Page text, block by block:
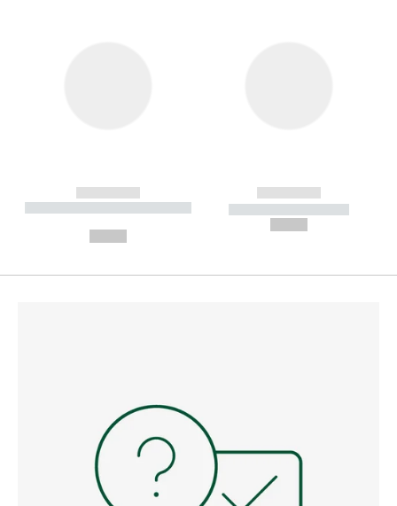
------------
----------- ----------- --------
------------
----------- -----------